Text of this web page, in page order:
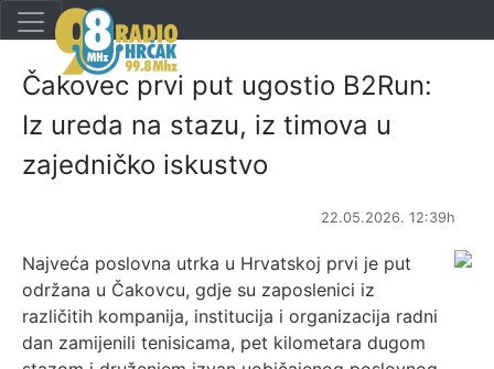
Čakovec prvi put ugostio B2Run:
Iz ureda na stazu, iz timova u
zajedničko iskustvo
22.05.2026. 12:39h
Najveća poslovna utrka u Hrvatskoj prvi je put
održana u Čakovcu, gdje su zaposlenici iz
različitih kompanija, institucija i organizacija radni
dan zamijenili tenisicama, pet kilometara dugom